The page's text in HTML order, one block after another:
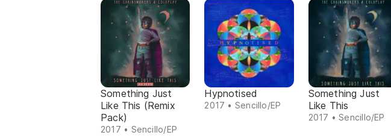
Something Just
Like This (Remix
Pack)
2017 • Sencillo/EP
Hypnotised
2017 • Sencillo/EP
Something Just
Like This
2017 • Sencillo/EP